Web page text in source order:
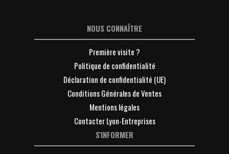
NOUS CONNAÎTRE
Première visite ?
Politique de confidentialité
Déclaration de confidentialité (UE)
Conditions Générales de Ventes
Mentions légales
Contacter Lyon-Entreprises
S'INFORMER